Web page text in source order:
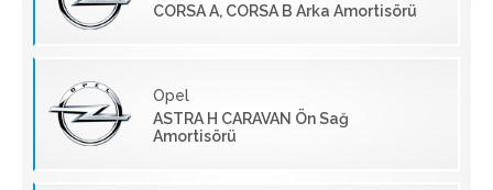
CORSA A, CORSA B Arka Amortisörü
Opel
ASTRA H CARAVAN Ön Sağ
Amortisörü